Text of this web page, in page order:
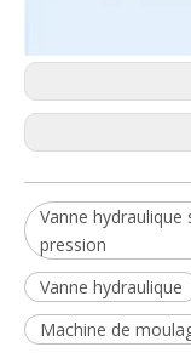
Vanne
pression
Vanne hydraulique
Machine de